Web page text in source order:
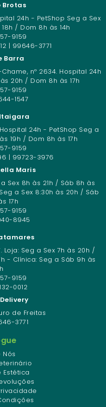
Brotas
24h - PetShop Seg a Sex
/ Dom 8h às 14h
9159
| 99646-3771
Barra
nº 2634. Hospital 24h
20h / Dom 8h às 17h
9159
1547
24h - PetShop Seg a
19h / Dom 8h às 17h
9159
| 99723-3976
Maris
Sex 8h às 21h / Sáb 8h às
a Sex 8:30h às 20h / Sáb
17h
9159
8945
Loja: Seg a Sex 7h às 20h /
- Clínica: Seg a Sáb 9h às
9159
0012
de Freitas
3771
Nós
Estética